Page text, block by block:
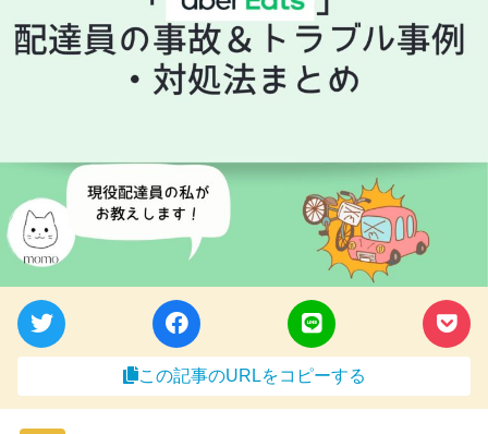
この記事のURLをコピーする